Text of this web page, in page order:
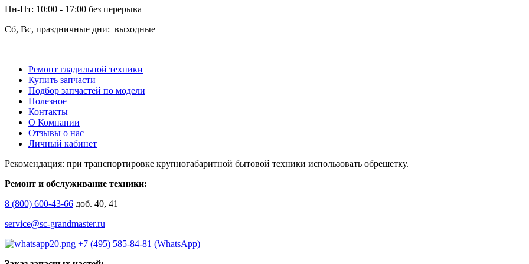
Пн-Пт: 10:00 - 17:00 без перерыва
Сб, Вс, праздничные дни: выходные
Ремонт гладильной техники
Купить запчасти
Подбор запчастей по модели
Полезное
Контакты
О Компании
Отзывы о нас
Личный кабинет
Рекомендация: при транспортировке крупногабаритной бытовой техники использовать обрешетку.
Ремонт и обслуживание техники:
8 (800) 600-43-66 доб. 40, 41
service@sc-grandmaster.ru
+7 (495) 585-84-81 (WhatsApp)